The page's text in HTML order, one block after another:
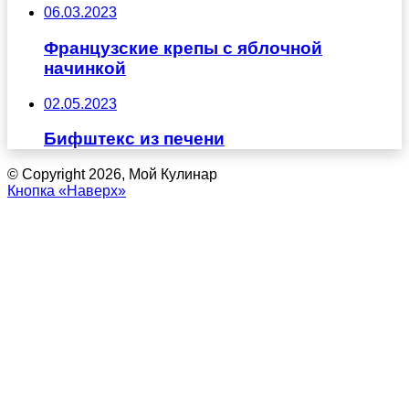
06.03.2023
Французские крепы с яблочной
начинкой
02.05.2023
Бифштекс из печени
© Copyright 2026, Мой Кулинар
Кнопка «Наверх»